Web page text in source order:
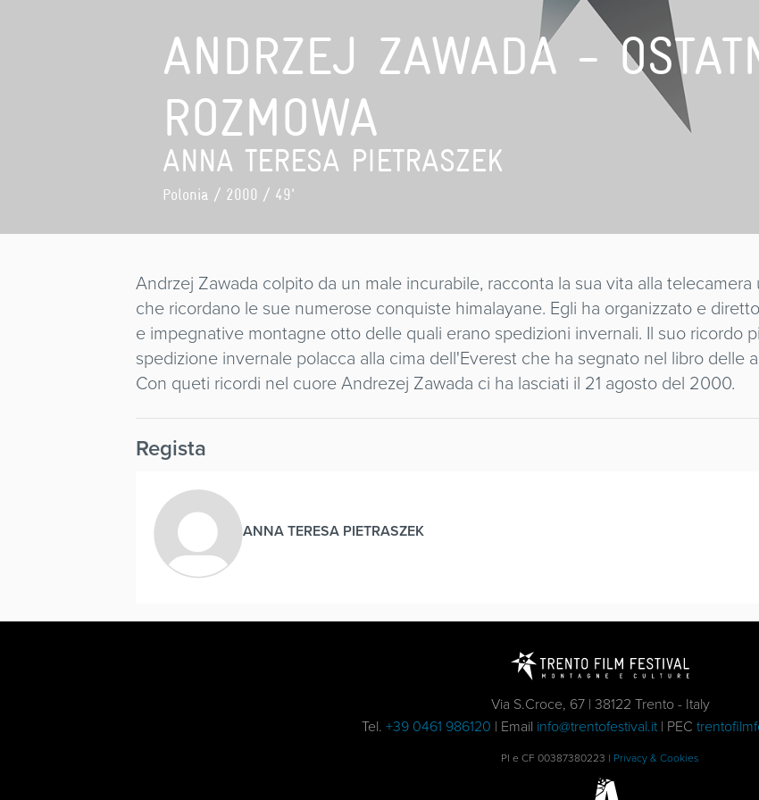
ANDRZEJ ZAWADA -
ROZMOWA
ANNA TERESA PIETRASZEK
Polonia / 2000 / 49'
Andrzej Zawada colpito da un male incurabile, racconta la sua vita alla
che ricordano le sue numerose conquiste himalayane. Egli ha organizzato e
e impegnative montagne otto delle quali erano spedizioni invernali. Il suo ricordo
spedizione invernale polacca alla cima dell'Everest che ha segnato nel libro delle
Con queti ricordi nel cuore Andrezej Zawada ci ha lasciati il 21 agosto del 2000.
Regista
ANNA TERESA PIETRASZEK
Via S.Croce, 67 | 38122 Trento - Italy
Tel. +39 0461 986120 | Email info@trentofestival.it| PEC
PI e CF 00387380223 | Privacy & Cookies